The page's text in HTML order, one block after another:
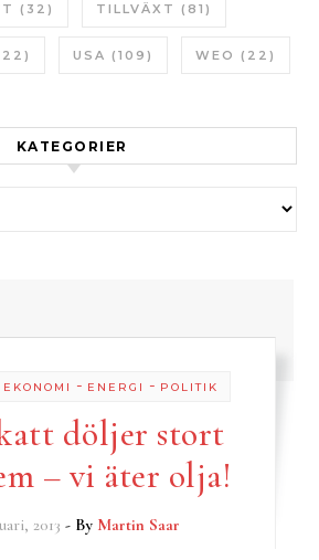
(32) TILLVÄXT (81)
USA (109) WEO (22)
KATEGORIER
EKONOMI - ENERGI - POLITIK
döljer stort
– vi äter olja!
2013 - By Martin Saar